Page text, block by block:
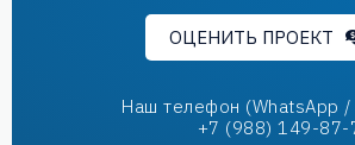
ОЦЕНИТЬ ПРОЕКТ
Наш телефон (WhatsApp /
+7 (988) 149-87-